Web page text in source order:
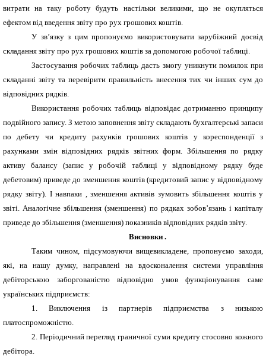
витрати на таку роботу будуть настільки великими, що не окупляться
ефектом від введення звіту про рух грошових коштів.
У зв’язку з цим пропонуємо використовувати зарубіжний досвід
складання звіту про рух грошових коштів за допомогою робочої таблиці.
Застосування робочих таблиць дасть змогу уникнути помилок при
складанні звіту та перевірити правильність внесення тих чи інших сум до
відповідних рядків.
Використання робочих таблиць відповідає дотриманню принципу
подвійного запису. З метою заповнення звіту складають бухгалтерські запаси
по дебету чи кредиту рахунків грошових коштів у кореспонденції з
рахунками змін відповідних рядків звітних форм. Збільшення по рядку
активу балансу (запис у робочій таблиці у відповідному рядку буде
дебетовим) приведе до зменшення коштів (кредитовий запис у відповідному
рядку звіту). І навпаки , зменшення активів зумовить збільшення коштів у
звіті. Аналогічне збільшення (зменшення) по рядках зобов’язань і капіталу
приведе до збільшення (зменшення) показників відповідних рядків звіту.
Висновки .
Таким чином, підсумовуючи вищевикладене, пропонуємо заходи,
які, на нашу думку, направлені на вдосконалення системи управління
дебіторською заборго­ваністю відповідно умов функціонування саме
українських підприємств:
1. Виключення із партнерів підприємства з низькою
платоспроможністю.
2. Періодичний перегляд граничної суми кредиту стосовно кожного
дебітора.